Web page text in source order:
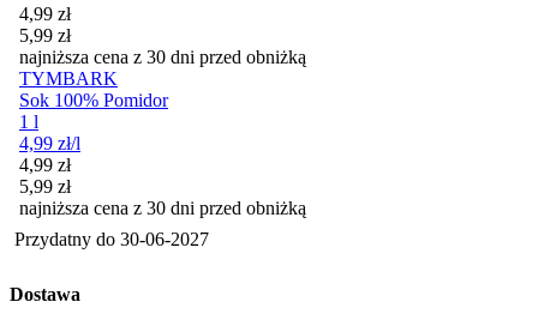
Cena promocyjna
4,99 zł
5,99 zł
najniższa cena z 30 dni przed obniżką
TYMBARK
Sok 100% Pomidor
1 l
4,99 zł/l
Cena promocyjna
4,99 zł
5,99 zł
najniższa cena z 30 dni przed obniżką
Przydatny do 30-06-2027
Dostawa